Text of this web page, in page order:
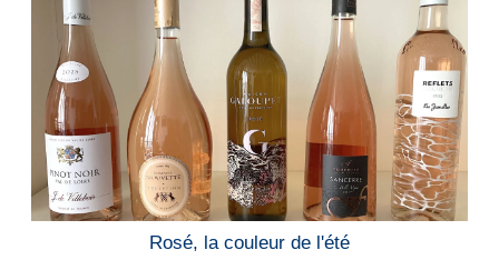
Rosé, la couleur de l'été